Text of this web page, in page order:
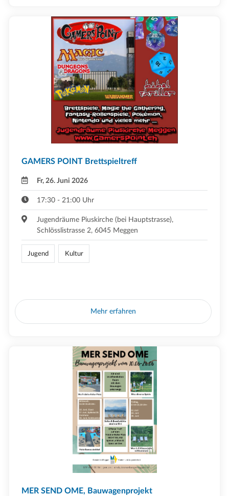
GAMERS POINT Brettspieltreff
Fr, 26. Juni 2026
17:30 - 21:00 Uhr
Jugendräume Piuskirche (bei Hauptstrasse),
Schlösslistrasse 2, 6045 Meggen
Jugend Kultur
Mehr erfahren
MER SEND OME, Bauwagenprojekt